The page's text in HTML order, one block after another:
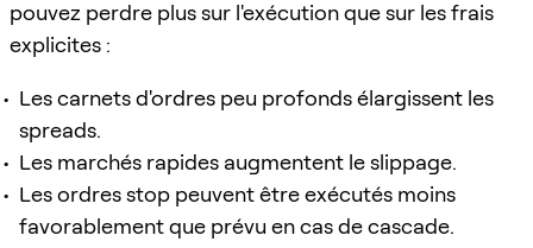
pouvez perdre plus sur l'exécution que sur les frais
explicites :
Les carnets d'ordres peu profonds élargissent les
spreads.
Les marchés rapides augmentent le slippage.
Les ordres stop peuvent être exécutés moins
favorablement que prévu en cas de cascade.